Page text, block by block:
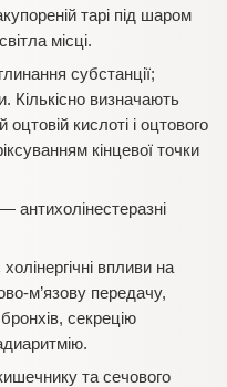
тарі під шаром
місці.
субстанції;
Кількісно визначають
кислоті і оцтового
кінцевої точки
антихолінестеразні
впливи на
м’язову передачу,
секрецію
та сечового